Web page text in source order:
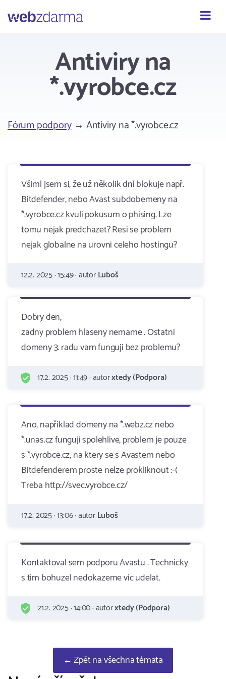
Webzdarma
Antiviry na
*.vyrobce.cz
Fórum podpory→ Antiviry na *.vyrobce.cz
Všiml jsem si, že už několik dní blokuje např.
Bitdefender, nebo Avast subdobemeny na
*.vyrobce.cz kvuli pokusum o phising. Lze
tomu nejak predchazet? Resi se problem
nejak globalne na urovni celeho hostingu?
12.2. 2025 · 15:49 · autorLuboš
Dobry den,
zadny problem hlaseny nemame . Ostatni
domeny 3. radu vam funguji bez problemu?
17.2. 2025 · 11:49 · autorxtedy (Podpora)
Ano, například domeny na *.webz.cz nebo
*.unas.cz funguji spolehlive, problem je pouze
s *.vyrobce.cz, na ktery se s Avastem nebo
Bitdefenderem proste nelze prokliknout :-(
Treba http://svec.vyrobce.cz/
17.2. 2025 · 13:06 · autorLuboš
Kontaktoval sem podporu Avastu . Technicky
s tim bohuzel nedokazeme vic udelat.
21.2. 2025 · 14:00 · autorxtedy (Podpora)
← Zpět na všechna témata